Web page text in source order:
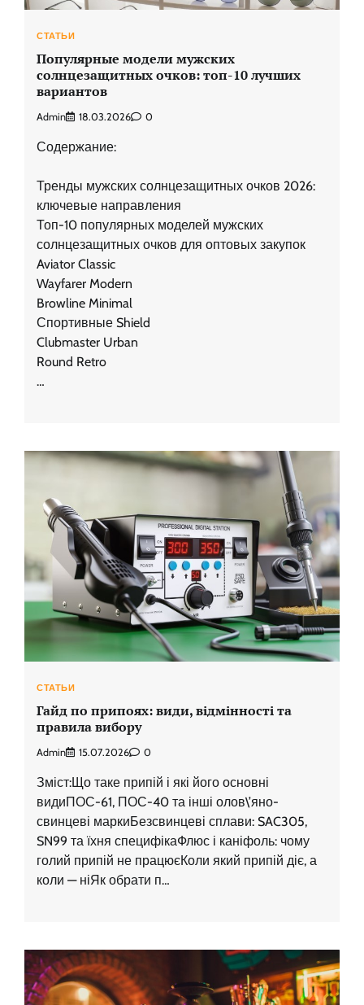
СТАТЬИ
Популярные модели мужских
солнцезащитных очков: топ-10 лучших
вариантов
Admin 18.03.2026 0
Содержание:
Тренды мужских солнцезащитных очков 2026:
ключевые направления
Топ-10 популярных моделей мужских
солнцезащитных очков для оптовых закупок
Aviator Classic
Wayfarer Modern
Browline Minimal
Спортивные Shield
Clubmaster Urban
Round Retro
…
СТАТЬИ
Гайд по припоях: види, відмінності та
правила вибору
Admin 15.07.2026 0
Зміст:Що таке припій і які його основні
видиПОС-61, ПОС-40 та інші олов\’яно-
свинцеві маркиБезсвинцеві сплави: SAC305,
SN99 та їхня специфікаФлюс і каніфоль: чому
голий припій не працюєКоли який припій діє, а
коли — ніЯк обрати п…